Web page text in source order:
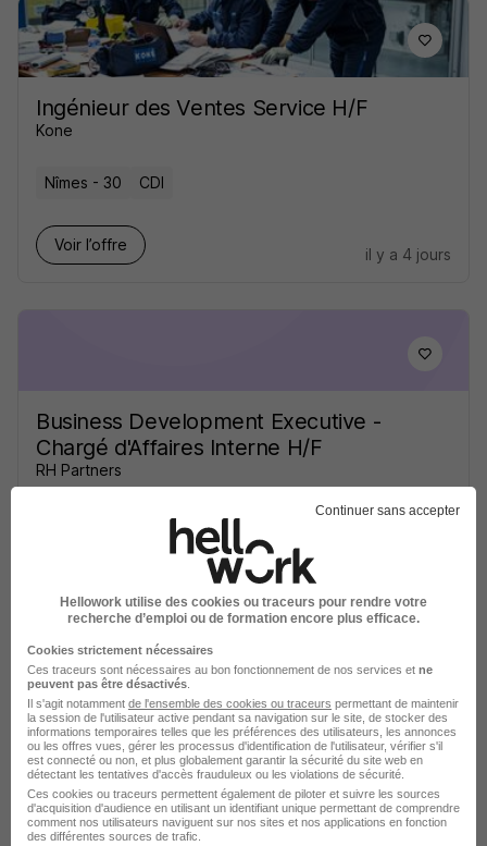
Ingénieur des Ventes Service H/F
Kone
Nîmes - 30 CDI
Voir l’offre
il y a 4 jours
Business Development Executive -
Chargé d'Affaires Interne H/F
RH Partners
30 000 - 35 000 € / an
il y a 4 jours
Business Development Executive -
Prospection & Prescription Hospitality
H/F
RH Partners
Continuer sans accepter
Hellowork utilise des cookies ou traceurs pour rendre votre
recherche d’emploi ou de formation encore plus efficace.
Cookies strictement nécessaires
Ces traceurs sont nécessaires au bon fonctionnement de nos services et ne
peuvent pas être désactivés
Il s'agit notamment de l'ensemble des cookies ou traceurs permettant de maintenir
la session de l'utilisateur active pendant sa navigation sur le site, de stocker des
informations temporaires telles que les préférences des utilisateurs, les annonces
ou les offres vues, gérer les processus d'identification de l'utilisateur, vérifier s'il
est connecté ou non, et plus globalement garantir la sécurité du site web en
détectant les tentatives d'accès frauduleux ou les violations de sécurité.
Ces cookies ou traceurs permettent également de piloter et suivre les sources
d'acquisition d'audience en utilisant un identifiant unique permettant de comprendre
comment nos utilisateurs naviguent sur nos sites et nos applications en fonction
des différentes sources de trafic.